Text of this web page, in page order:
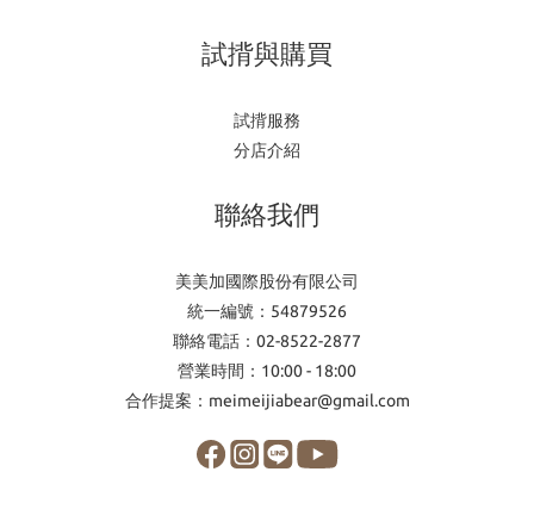
試揹與購買
試揹服務
分店介紹
聯絡我們
美美加國際股份有限公司
統一編號：54879526
聯絡電話：02-8522-2877
營業時間：10:00 - 18:00
合作提案：meimeijiabear@gmail.com